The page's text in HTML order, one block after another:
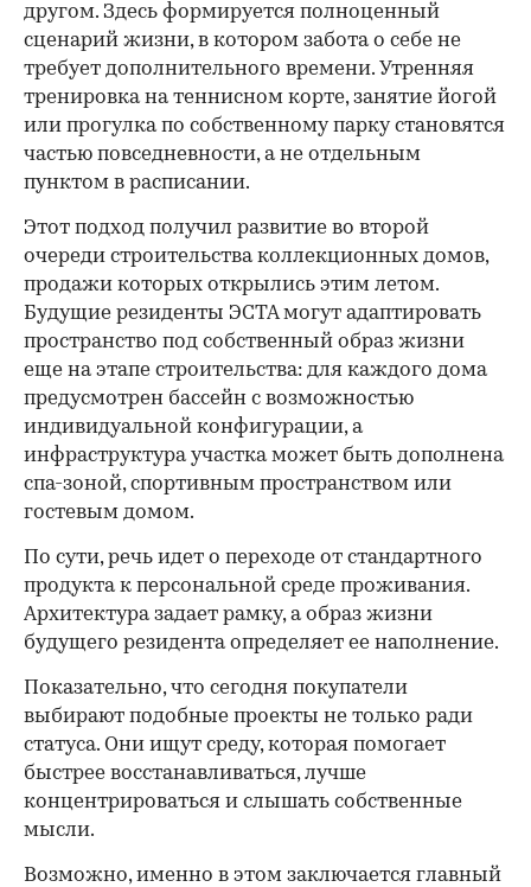
другом. Здесь формируется полноценный
сценарий жизни, в котором забота о себе не
требует дополнительного времени. Утренняя
тренировка на теннисном корте, занятие йогой
или прогулка по собственному парку становятся
частью повседневности, а не отдельным
пунктом в расписании.
Этот подход получил развитие во второй
очереди строительства коллекционных домов,
продажи которых открылись этим летом.
Будущие резиденты ЭСТА могут адаптировать
пространство под собственный образ жизни
еще на этапе строительства: для каждого дома
предусмотрен бассейн с возможностью
индивидуальной конфигурации, а
инфраструктура участка может быть дополнена
спа-зоной, спортивным пространством или
гостевым домом.
По сути, речь идет о переходе от стандартного
продукта к персональной среде проживания.
Архитектура задает рамку, а образ жизни
будущего резидента определяет ее наполнение.
Показательно, что сегодня покупатели
выбирают подобные проекты не только ради
статуса. Они ищут среду, которая помогает
быстрее восстанавливаться, лучше
концентрироваться и слышать собственные
мысли.
Возможно, именно в этом заключается главный